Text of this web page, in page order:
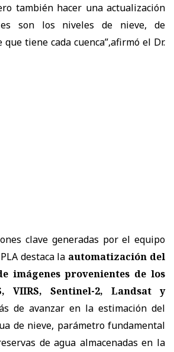
también hacer una actualización
son los niveles de nieve, de
tiene cada cuenca”,afirmó el Dr.
clave generadas por el equipo
destaca la automatización del
imágenes provenientes de los
VIIRS, Sentinel-2, Landsat y
de avanzar en la estimación del
de nieve, parámetro fundamental
de agua almacenadas en la